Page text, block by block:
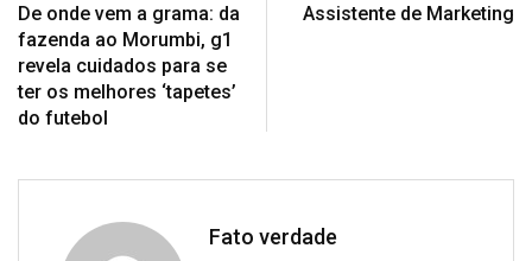
De onde vem a grama: da
fazenda ao Morumbi, g1
revela cuidados para se
ter os melhores ‘tapetes’
do futebol
Assistente de Marketing
Fato verdade